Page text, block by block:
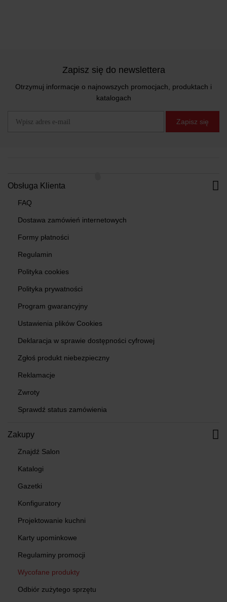
Zapisz się do newslettera
Otrzymuj informacje o najnowszych promocjach, produktach i
katalogach
Zapisz się
Obsługa Klienta
FAQ
Dostawa zamówień internetowych
Formy płatności
Regulamin
Polityka cookies
Polityka prywatności
Program gwarancyjny
Ustawienia plików Cookies
Deklaracja w sprawie dostępności cyfrowej
Zgłoś produkt niebezpieczny
Reklamacje
Zwroty
Sprawdź status zamówienia
Zakupy
Znajdź Salon
Katalogi
Gazetki
Konfiguratory
Projektowanie kuchni
Karty upominkowe
Regulaminy promocji
Wycofane produkty
Odbiór zużytego sprzętu